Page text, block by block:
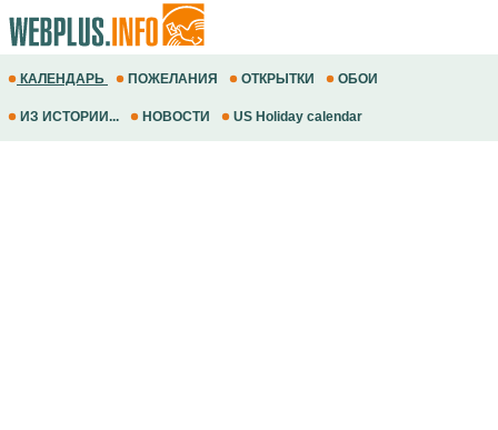
КАЛЕНДАРЬ ПОЖЕЛАНИЯ ОТКРЫТКИ ОБОИ
ИЗ ИСТОРИИ... НОВОСТИ US Holiday calendar